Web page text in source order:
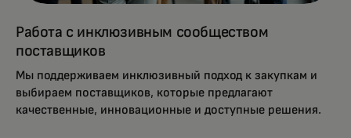
Работа с инклюзивным сообществом
поставщиков
Мы поддерживаем инклюзивный подход к закупкам и
выбираем поставщиков, которые предлагают
качественные, инновационные и доступные решения.